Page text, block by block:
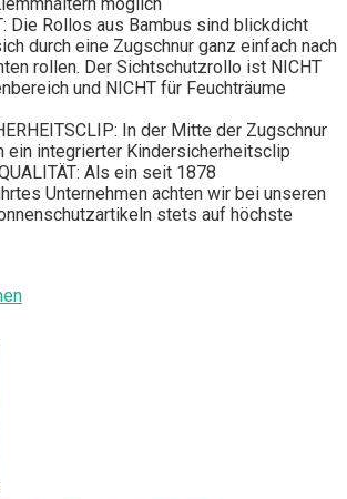
Die Rollos aus Bambus sind blickdicht
durch eine Zugschnur ganz einfach nach
rollen. Der Sichtschutzrollo ist NICHT
und NICHT für Feuchträume
In der Mitte der Zugschnur
ein integrierter Kindersicherheitsclip
Als ein seit 1878
Unternehmen achten wir bei unseren
stets auf höchste